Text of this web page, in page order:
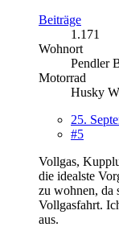
Beiträge
1.171
Wohnort
Pendler
Motorrad
Husky
25.
#5
Vollgas,
die idealste
zu wohnen, da
Vollgasfahrt.
aus.